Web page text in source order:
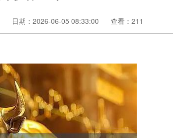
日期：2026-06-05 08:33:00 查看：211